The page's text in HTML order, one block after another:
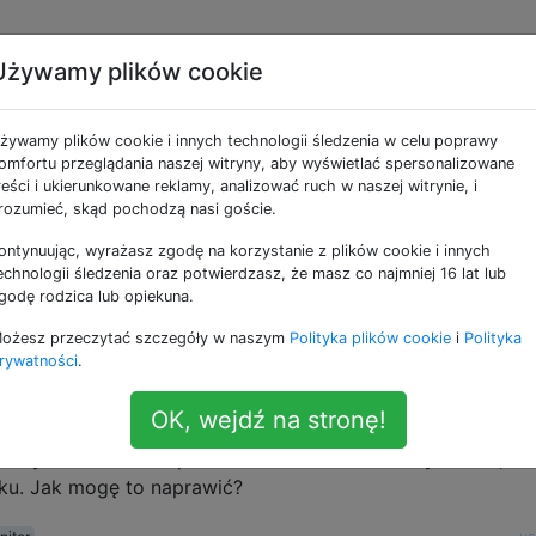
Monitor Dock
MBP z systemem OS X 10.10.4 PB, ale ten problem
Yosemite, stabilnej i publicznej wersji beta, od czasu
ale niektóre okna zminimalizowane, kliknięcie ikony
okna? Cóż, po prostu nie dzieje się to na
Apple lub innych firm, które mają tę usterkę, ale
zmieni pasek menu na Monitor aktywności, ale
Jak mogę to naprawić?
plików cookie
plików cookie i innych technologii śledzenia w celu poprawy
przeglądania naszej witryny, aby wyświetlać spersonalizowane
i ukierunkowane reklamy, analizować ruch w naszej witrynie, i
skąd pochodzą nasi goście.
wyrażasz zgodę na korzystanie z plików cookie i innych
śledzenia oraz potwierdzasz, że masz co najmniej 16 lat lub
rodzica lub opiekuna.
przeczytać szczegóły w naszym Polityka plików cookie i Polityka
.
OK, wejdź na stronę!